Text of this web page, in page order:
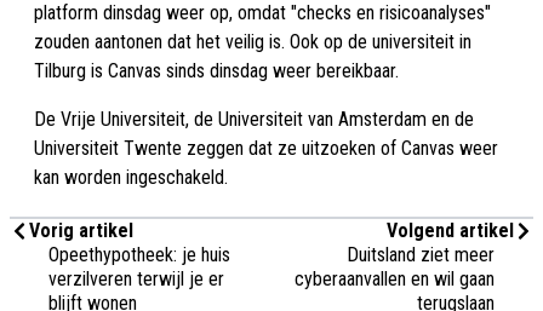
platform dinsdag weer op, omdat "checks en risicoanalyses"
zouden aantonen dat het veilig is. Ook op de universiteit in
Tilburg is Canvas sinds dinsdag weer bereikbaar.
De Vrije Universiteit, de Universiteit van Amsterdam en de
Universiteit Twente zeggen dat ze uitzoeken of Canvas weer
kan worden ingeschakeld.
Vorig artikel
Opeethypotheek: je huis
verzilveren terwijl je er
blijft wonen
Volgend artikel
Duitsland ziet meer
cyberaanvallen en wil gaan
terugslaan